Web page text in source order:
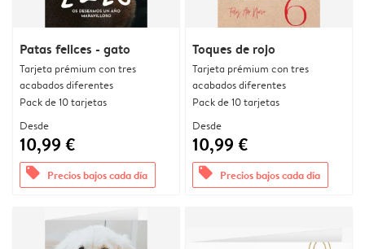
Patas felices - gato
Tarjeta prémium con tres
acabados diferentes
Pack de 10 tarjetas
Desde
10,99 €
offers Precios bajos cada día
Toques de rojo
Tarjeta prémium con tres
acabados diferentes
Pack de 10 tarjetas
Desde
10,99 €
offers Precios bajos cada día